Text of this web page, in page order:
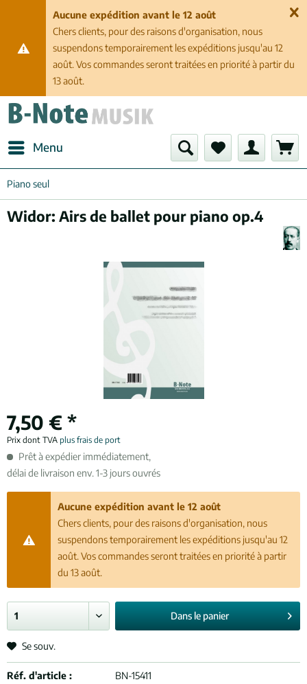
Aucune expédition avant le 12 août
Chers clients, pour des raisons d'organisation, nous
suspendons temporairement les expéditions jusqu'au 12
août. Vos commandes seront traitées en priorité à partir du
13 août.
Menu
Piano seul
Widor: Airs de ballet pour piano op.4
7,50 € *
Prix dont TVA plus frais de port
Prêt à expédier immédiatement,
délai de livraison env. 1-3 jours ouvrés
Aucune expédition avant le 12 août
Chers clients, pour des raisons d'organisation, nous
suspendons temporairement les expéditions jusqu'au 12
août. Vos commandes seront traitées en priorité à partir
du 13 août.
Dans le panier
Se souv.
Réf. d'article :
BN-15411